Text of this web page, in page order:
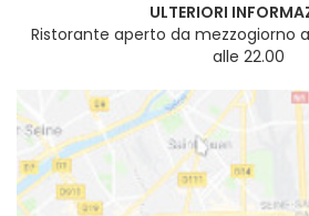
ULTERIORI
Ristorante aperto da mezzogiorno
alle 22.00